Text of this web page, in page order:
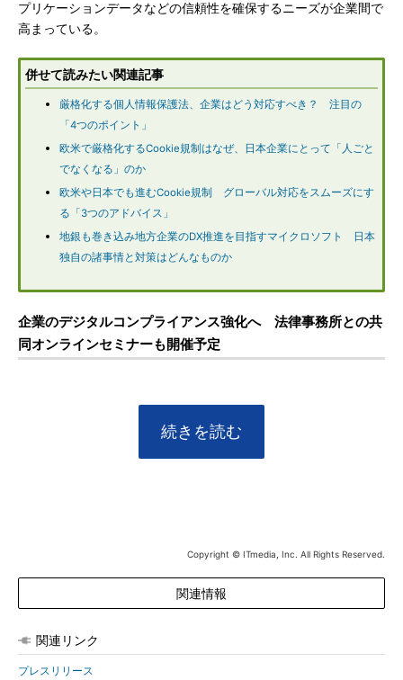
プリケーションデータなどの信頼性を確保するニーズが企業間で
高まっている。
併せて読みたい関連記事
厳格化する個人情報保護法、企業はどう対応すべき？ 注目の
「4つのポイント」
欧米で厳格化するCookie規制はなぜ、日本企業にとって「人ごと
でなくなる」のか
欧米や日本でも進むCookie規制 グローバル対応をスムーズにす
る「3つのアドバイス」
地銀も巻き込み地方企業のDX推進を目指すマイクロソフト 日本
独自の諸事情と対策はどんなものか
企業のデジタルコンプライアンス強化へ 法律事務所との共
同オンラインセミナーも開催予定
続きを読む
Copyright © ITmedia, Inc. All Rights Reserved.
関連情報
関連リンク
プレスリリース